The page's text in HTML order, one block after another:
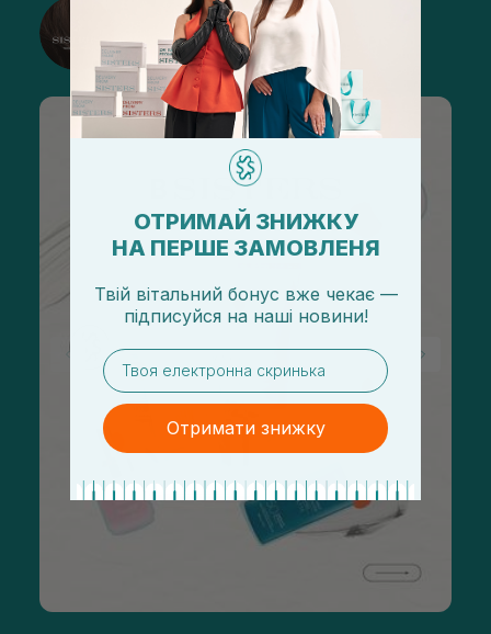
@sisters_stelmakh в Instagram
Підписатися
ОТРИМАЙ ЗНИЖКУ
НА ПЕРШЕ ЗАМОВЛЕНЯ
Твій вітальний бонус вже чекає —
підписуйся на наші новини!
email
Отримати знижку